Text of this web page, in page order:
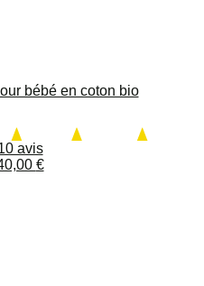
bébé en coton bio
avis
€